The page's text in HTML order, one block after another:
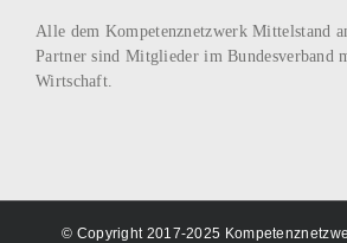
Alle dem Kompetenznetzwerk Mittelstand
Partner sind Mitglieder im Bundesverband
Wirtschaft.
© Copyright 2017-2025